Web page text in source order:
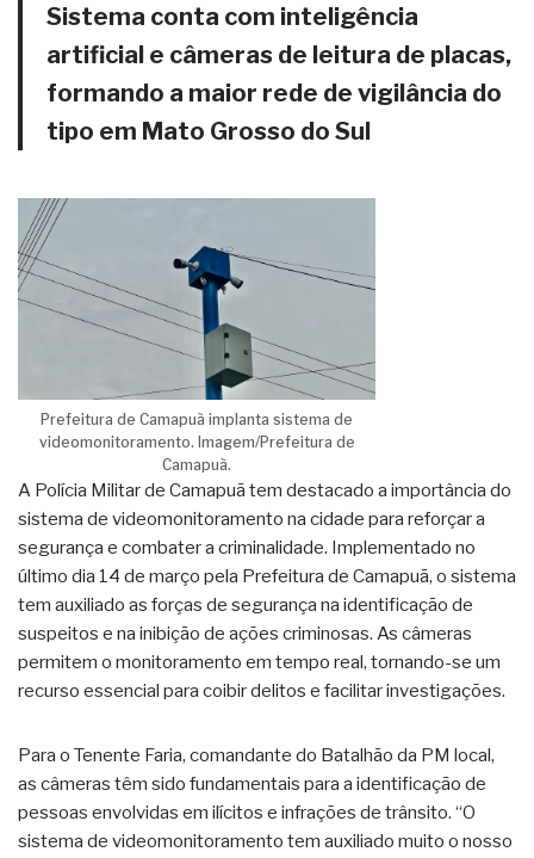
Sistema conta com inteligência
artificial e câmeras de leitura de placas,
formando a maior rede de vigilância do
tipo em Mato Grosso do Sul
Prefeitura de Camapuã implanta sistema de
videomonitoramento. Imagem/Prefeitura de
Camapuã.
A Polícia Militar de Camapuã tem destacado a importância do
sistema de videomonitoramento na cidade para reforçar a
segurança e combater a criminalidade. Implementado no
último dia 14 de março pela Prefeitura de Camapuã, o sistema
tem auxiliado as forças de segurança na identificação de
suspeitos e na inibição de ações criminosas. As câmeras
permitem o monitoramento em tempo real, tornando-se um
recurso essencial para coibir delitos e facilitar investigações.
Para o Tenente Faria, comandante do Batalhão da PM local,
as câmeras têm sido fundamentais para a identificação de
pessoas envolvidas em ilícitos e infrações de trânsito. “O
sistema de videomonitoramento tem auxiliado muito o nosso